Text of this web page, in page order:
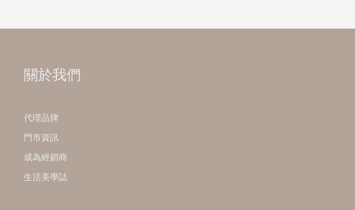
關於我們
代理品牌
門市資訊
成為經銷商
生活美學誌